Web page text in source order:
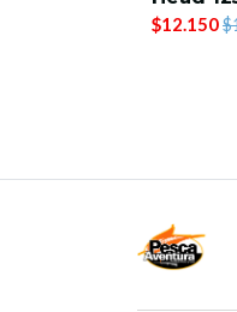
$12.150